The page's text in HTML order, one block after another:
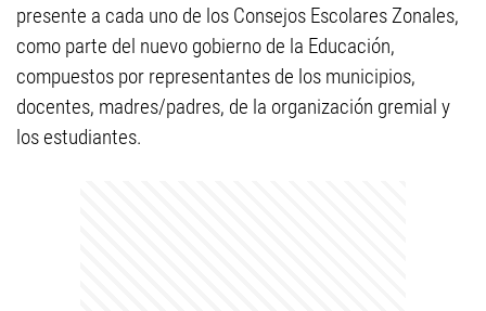
presente a cada uno de los Consejos Escolares Zonales,
como parte del nuevo gobierno de la Educación,
compuestos por representantes de los municipios,
docentes, madres/padres, de la organización gremial y
los estudiantes.